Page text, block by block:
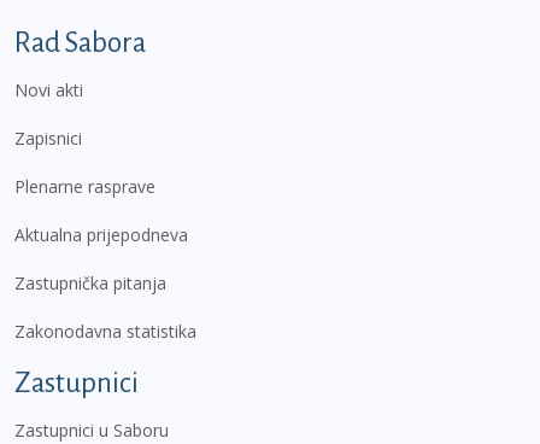
Podnožje prvi izbornik
Rad Sabora
Novi akti
Zapisnici
Plenarne rasprave
Aktualna prijepodneva
Zastupnička pitanja
Zakonodavna statistika
Zastupnici
Zastupnici u Saboru